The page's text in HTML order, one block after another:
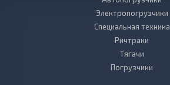
Электропогрузчики
Специальная техника
Ричтраки
Тягачи
Погрузчики